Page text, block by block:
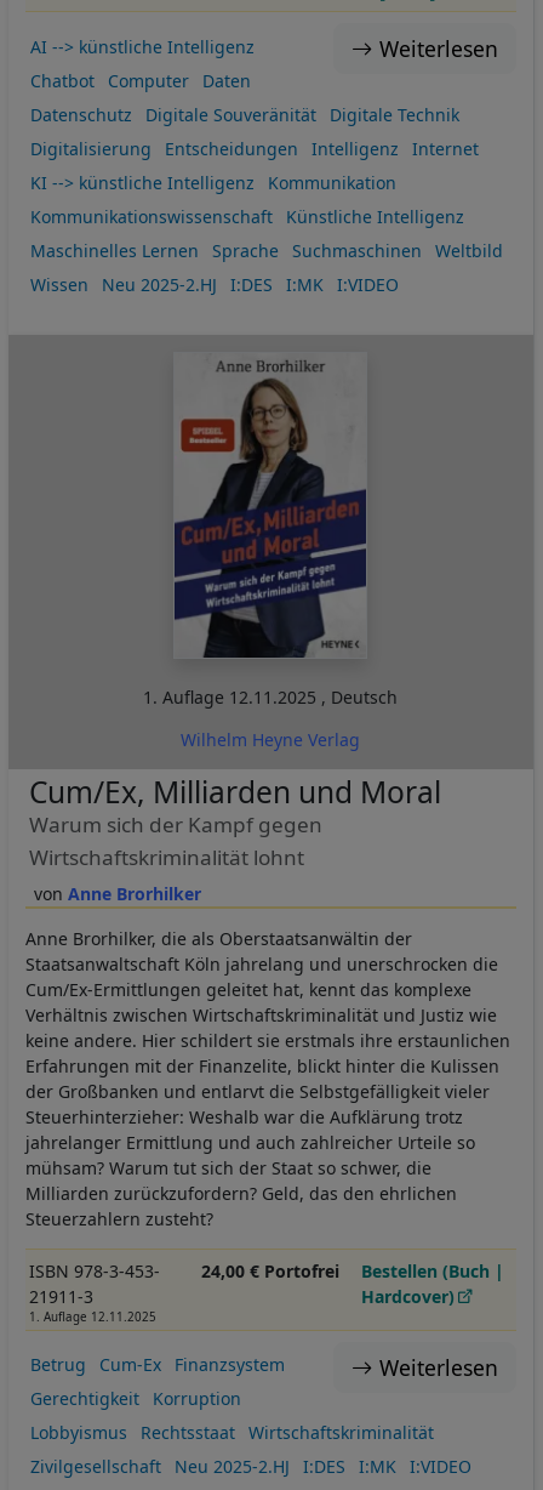
Weiterlesen
AI --> künstliche Intelligenz
Chatbot
Computer
Daten
Datenschutz
Digitale Souveränität
Digitale Technik
Digitalisierung
Entscheidungen Intelligenz
Internet
KI --> künstliche Intelligenz
Kommunikation
Kommunikationswissenschaft
Künstliche Intelligenz
Maschinelles Lernen
Sprache Suchmaschinen
Weltbild
Wissen
Neu 2025-2.HJ I:DES I:MK I:VIDEO
1. Auflage 12.11.2025 , Deutsch
Wilhelm Heyne Verlag
Anne Brorhilker
Cum/Ex, Milliarden und Moral
Warum sich der Kampf gegen
Wirtschaftskriminalität lohnt
Anne Brorhilker, die als Oberstaatsanwältin der
Staatsanwaltschaft Köln jahrelang und unerschrocken die
Cum/Ex-Ermittlungen geleitet hat, kennt das komplexe
Verhältnis zwischen Wirtschaftskriminalität und Justiz wie
keine andere. Hier schildert sie erstmals ihre erstaunlichen
Erfahrungen mit der Finanzelite, blickt hinter die Kulissen
der Großbanken und entlarvt die Selbstgefälligkeit vieler
Steuerhinterzieher: Weshalb war die Aufklärung trotz
jahrelanger Ermittlung und auch zahlreicher Urteile so
mühsam? Warum tut sich der Staat so schwer, die
Milliarden zurückzufordern? Geld, das den ehrlichen
Steuerzahlern zusteht?
ISBN 978-3-453-
21911-3
1. Auflage 12.11.2025
24,00 € Portofrei
Bestellen (Buch |
Hardcover)
Weiterlesen
Betrug Cum-Ex
Finanzsystem
Gerechtigkeit
Korruption
Lobbyismus
Rechtsstaat
Wirtschaftskriminalität
Zivilgesellschaft
Neu 2025-2.HJ I:DES I:MK I:VIDEO